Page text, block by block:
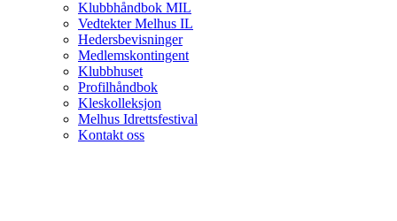
Klubbhåndbok MIL
Vedtekter Melhus IL
Hedersbevisninger
Medlemskontingent
Klubbhuset
Profilhåndbok
Kleskolleksjon
Melhus Idrettsfestival
Kontakt oss